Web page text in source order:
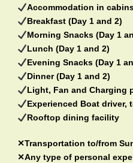
Accommodation in
Breakfast (Day 1 and 2)
Morning Snacks (Day 1
Lunch (Day 1 and 2)
Evening Snacks (Day 1
Dinner (Day 1 and 2)
Light, Fan and Charging
Experienced Boat driver,
Rooftop dining facility
✕Transportation to/from
✕Any type of personal